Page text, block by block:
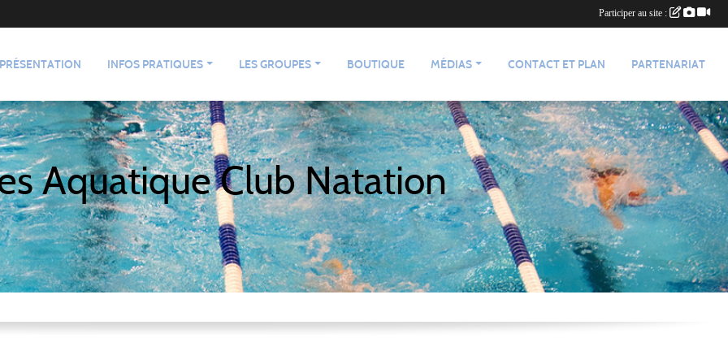
PRÉSENTATION INFOS PRATIQUES LES GROUPES BOUTIQUE MÉDIAS CONTACT ET PLAN PARTENARIAT
Aquatique Club Natation
Participer au site :